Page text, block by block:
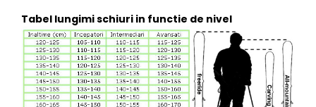
Tabel lungimi schiuri in functie de nivel